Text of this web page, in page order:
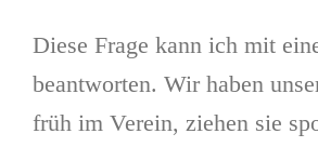
Diese Frage kann ich mit
beantworten. Wir haben
früh im Verein, ziehen sie